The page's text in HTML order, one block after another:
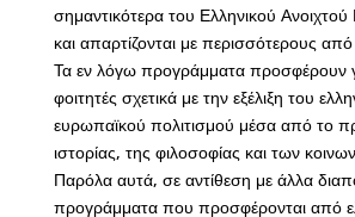
σημαντικότερα του Ελληνικού Ανοιχτού
και απαρτίζονται με περισσότερους
Τα εν λόγω προγράμματα προσφέρουν
φοιτητές σχετικά με την εξέλιξη του
ευρωπαϊκού πολιτισμού μέσα από το
ιστορίας, της φιλοσοφίας και των
Παρόλα αυτά, σε αντίθεση με άλλα
προγράμματα που προσφέρονται από